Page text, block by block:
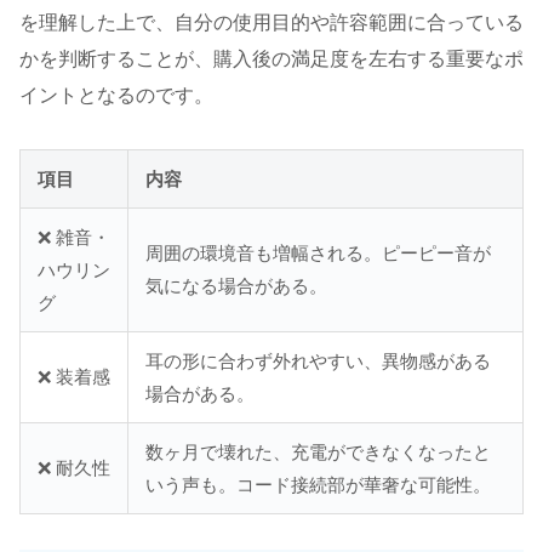
を理解した上で、自分の使用目的や許容範囲に合っている
かを判断することが、購入後の満足度を左右する重要なポ
イントとなるのです。
項目 内容
❌ 雑音・
ハウリン
グ
周囲の環境音も増幅される。ピーピー音が
気になる場合がある。
❌ 装着感
耳の形に合わず外れやすい、異物感がある
場合がある。
❌ 耐久性
数ヶ月で壊れた、充電ができなくなったと
いう声も。コード接続部が華奢な可能性。